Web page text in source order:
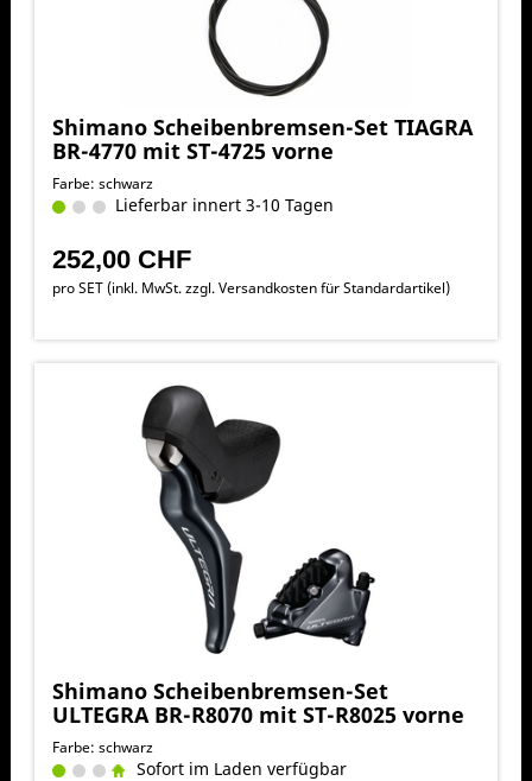
Shimano Scheibenbremsen-Set TIAGRA
BR-4770 mit ST-4725 vorne
Farbe: schwarz
Lieferbar innert 3-10 Tagen
252,00 CHF
pro SET (inkl. MwSt. zzgl.Versandkosten für Standardartikel)
Shimano Scheibenbremsen-Set
ULTEGRA BR-R8070 mit ST-R8025 vorne
Farbe: schwarz
Sofort im Laden verfügbar